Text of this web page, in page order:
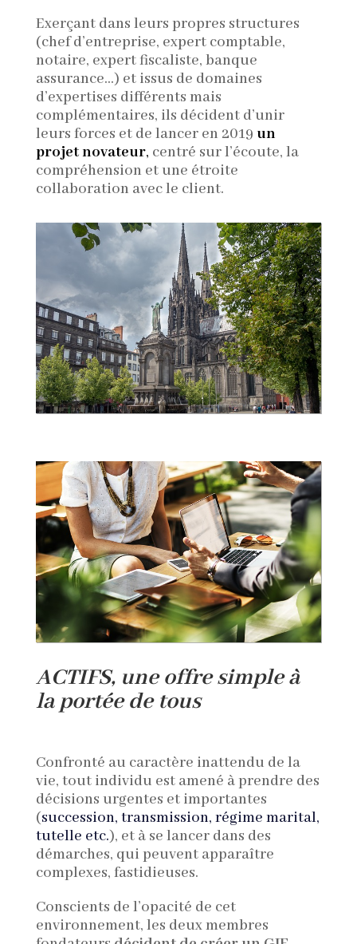
Exerçant dans leurs propres structures
(chef d’entreprise, expert comptable,
notaire, expert fiscaliste, banque
assurance…) et issus de domaines
d’expertises différents mais
complémentaires, ils décident d’unir
leurs forces et de lancer en 2019 un
projet novateur, centré sur l’écoute, la
compréhension et une étroite
collaboration avec le client.
ACTIFS, une offre simple à
la portée de tous
Confronté au caractère inattendu de la
vie, tout individu est amené à prendre des
décisions urgentes et importantes
(succession, transmission, régime marital,
tutelle etc.), et à se lancer dans des
démarches, qui peuvent apparaître
complexes, fastidieuses.
Conscients de l’opacité de cet
environnement, les deux membres